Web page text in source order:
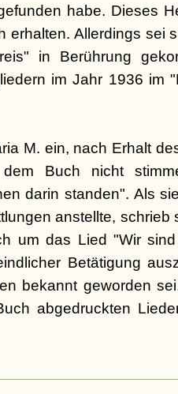
habe. Dieses
erhalten. Allerdings sei
in Berührung
im Jahr 1936 im
M. ein, nach Erhalt
Buch nicht
darin standen". Als
anstellte, schrieb
um das Lied "Wir
Betätigung
bekannt geworden
abgedruckten